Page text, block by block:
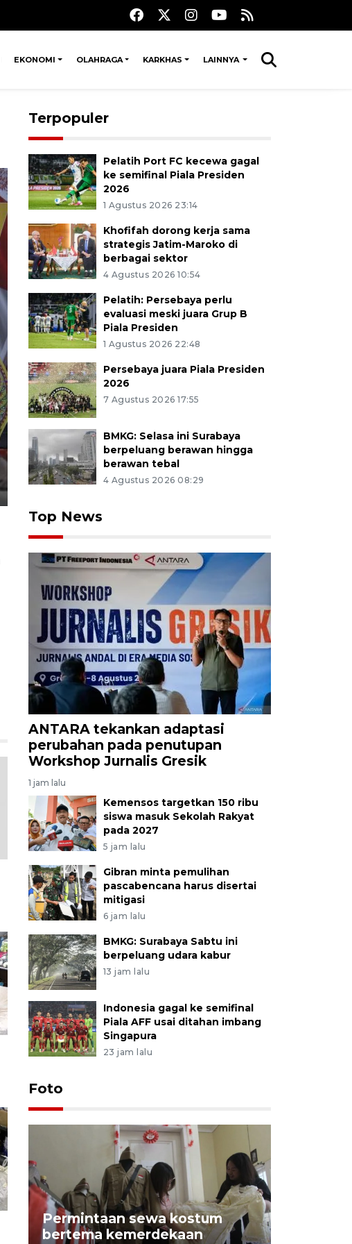
EKONOMI OLAHRAGA KARKHAS LAINNYA
wayang edukasi oleh polisi tersebut sebagai upaya
dengan makanan bergizi agar badan tumbuh sehat dan
menyongsong HUT ke-80 Bhayangkara. Antara Jatim/
Terpopuler
Pelatih Port FC kecewa gagal
ke semifinal Piala Presiden
2026
1 Agustus 2026 23:14
Khofifah dorong kerja sama
strategis Jatim-Maroko di
berbagai sektor
4 Agustus 2026 10:54
Pelatih: Persebaya perlu
evaluasi meski juara Grup B
Piala Presiden
1 Agustus 2026 22:48
Persebaya juara Piala Presiden
2026
7 Agustus 2026 17:55
BMKG: Selasa ini Surabaya
berpeluang berawan hingga
berawan tebal
4 Agustus 2026 08:29
Top News
ANTARA tekankan adaptasi
perubahan pada penutupan
Workshop Jurnalis Gresik
1 jam lalu
Kemensos targetkan 150 ribu
siswa masuk Sekolah Rakyat
pada 2027
5 jam lalu
Gibran minta pemulihan
pascabencana harus disertai
mitigasi
6 jam lalu
BMKG: Surabaya Sabtu ini
berpeluang udara kabur
13 jam lalu
Indonesia gagal ke semifinal
Piala AFF usai ditahan imbang
Singapura
23 jam lalu
Foto
Permintaan sewa kostum
bertema kemerdekaan